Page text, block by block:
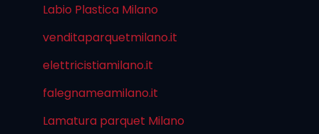
Labio Plastica Milano
venditaparquetmilano.it
elettricistiamilano.it
falegnameamilano.it
Lamatura parquet Milano